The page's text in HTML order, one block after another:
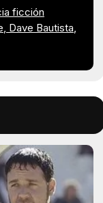
ficción
Dave Bautista